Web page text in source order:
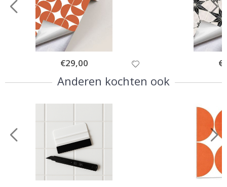
Special
Price
€29,00
Anderen kochten ook